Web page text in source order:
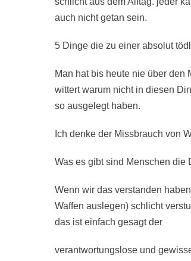
auch nicht getan sein.
5 Dinge die zu einer absolut
Man hat bis heute nie über den
wittert warum nicht in diesen
so ausgelegt haben.
Ich denke der Missbrauch von
Was es gibt sind Menschen die
Wenn wir das verstanden
Waffen auslegen) schlicht
das ist einfach gesagt der
verantwortungslose und